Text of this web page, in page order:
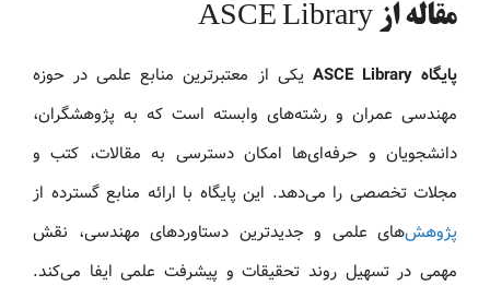
مقاله از ASCE Library
پایگاه ASCE Library
یکی از معتبرترین منابع علمی در حوزه
مهندسی عمران و رشته‌های وابسته است که به پژوهشگران،
دانشجویان و حرفه‌ای‌ها امکان دسترسی به مقالات، کتب و
مجلات تخصصی را می‌دهد. این پایگاه با ارائه منابع گسترده از
پژوهش‌های علمی و جدیدترین دستاوردهای مهندسی، نقش
مهمی در تسهیل روند تحقیقات و پیشرفت علمی ایفا می‌کند.